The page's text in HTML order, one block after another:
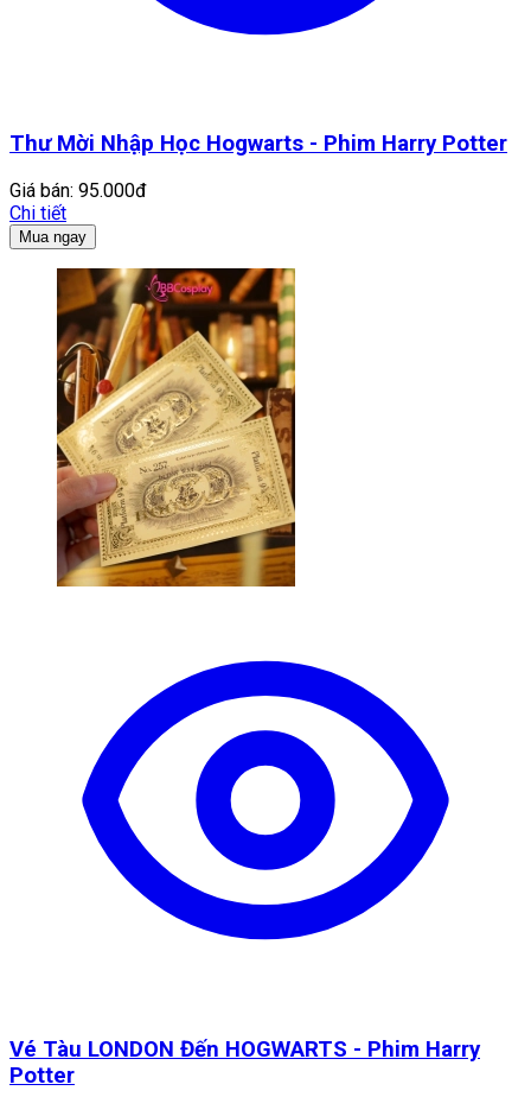
Thư Mời Nhập Học Hogwarts - Phim Harry Potter
Giá bán: 95.000đ
Chi tiết
Mua ngay
Vé Tàu LONDON Đến HOGWARTS - Phim Harry
Potter